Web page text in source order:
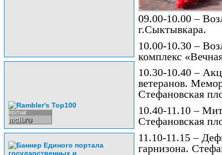
09.00-10.00 –
г.Сыктывкара.
10.00-10.30 –
комплекс
10.30-10.40 –
ветеранов.
Стефановская
10.40-11.10 –
Стефановская
11.10-11.15 –
гарнизона.